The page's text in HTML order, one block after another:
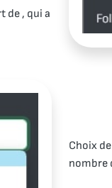
de , qui a
Choix
nombre